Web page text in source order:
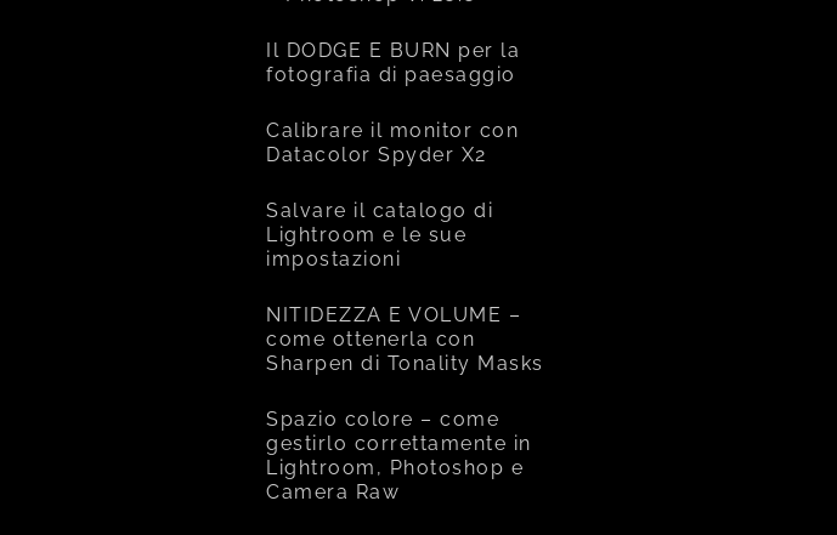
Il DODGE E BURN per la
fotografia di paesaggio
Calibrare il monitor con
Datacolor Spyder X2
Salvare il catalogo di
Lightroom e le sue
impostazioni
NITIDEZZA E VOLUME –
come ottenerla con
Sharpen di Tonality Masks
Spazio colore – come
gestirlo correttamente in
Lightroom, Photoshop e
Camera Raw